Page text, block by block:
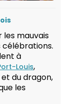
les mauvais
à
Louis,
du dragon,
les